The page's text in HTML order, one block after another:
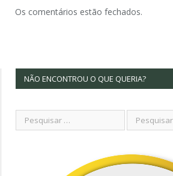
Os comentários estão fechados.
NÃO ENCONTROU O QUE QUERIA?